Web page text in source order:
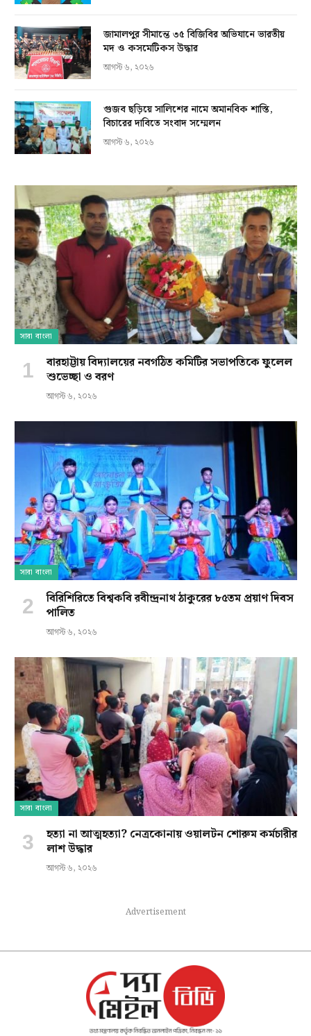
জামালপুর সীমান্তে ৩৫ বিজিবির অভিযানে ভারতীয়
মদ ও কসমেটিকস উদ্ধার
আগস্ট ৬, ২০২৬
গুজব ছড়িয়ে সালিশের নামে অমানবিক শাস্তি,
বিচারের দাবিতে সংবাদ সম্মেলন
আগস্ট ৬, ২০২৬
সারা বাংলা
বারহাট্টায় বিদ্যালয়ের নবগঠিত কমিটির সভাপতিকে ফুলেল
শুভেচ্ছা ও বরণ
আগস্ট ৬, ২০২৬
সারা বাংলা
বিরিশিরিতে বিশ্বকবি রবীন্দ্রনাথ ঠাকুরের ৮৫তম প্রয়াণ দিবস
পালিত
আগস্ট ৬, ২০২৬
সারা বাংলা
হত্যা না আত্মহত্যা? নেত্রকোনায় ওয়ালটন শোরুম কর্মচারীর
লাশ উদ্ধার
আগস্ট ৬, ২০২৬
Advertisement